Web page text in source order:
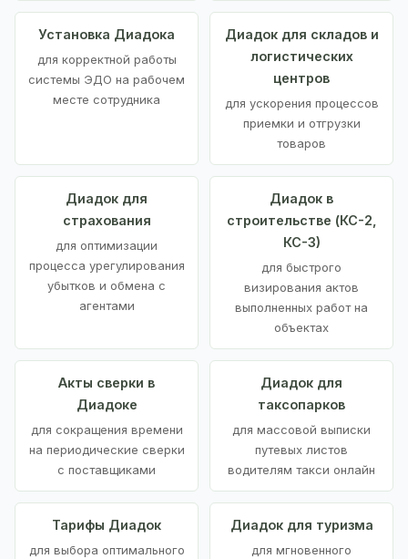
Установка Диадока
для корректной работы
системы ЭДО на рабочем
месте сотрудника
Диадок для складов и
логистических
центров
для ускорения процессов
приемки и отгрузки
товаров
Диадок для
страхования
для оптимизации
процесса урегулирования
убытков и обмена с
агентами
Диадок в
строительстве (КС-2,
КС-3)
для быстрого
визирования актов
выполненных работ на
объектах
Акты сверки в
Диадоке
для сокращения времени
на периодические сверки
с поставщиками
Диадок для
таксопарков
для массовой выписки
путевых листов
водителям такси онлайн
Тарифы Диадок
для выбора оптимального
Диадок для туризма
для мгновенного